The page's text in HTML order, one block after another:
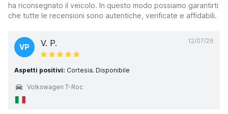
ha riconsegnato il veicolo. In questo modo possiamo garantirti
che tutte le recensioni sono autentiche, verificate e affidabili.
12/07/26
VP V. P.
Aspetti positivi: Cortesia. Disponibile
Volkswagen T-Roc